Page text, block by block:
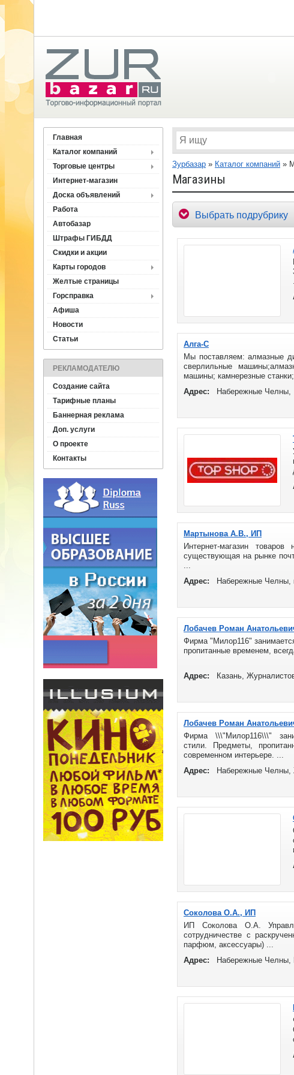
Главная
Каталог компаний
Торговые центры
Интернет-магазин
Доска объявлений
Работа
Автобазар
Штрафы ГИБДД
Скидки и акции
Карты городов
Желтые страницы
Горсправка
Афиша
Новости
Статьи
РЕКЛАМОДАТЕЛЮ
Создание сайта
Тарифные планы
Баннерная реклама
Доп. услуги
О проекте
Контакты
Зурбазар » Каталог компаний »
Магазины
Выбрать подрубрику
Алга-С
Мы поставляем: алмазные
сверлильные
машины; камнерезные
Адрес:
Набережные Челны,
Мартынова А.В., ИП
Интернет-магазин товаров
существующая на рынке
...
Адрес:
Набережные Челны,
Лобачев Роман
Фирма "Милор116"
пропитанные временем,
Адрес: Казань,
Лобачев Роман
Фирма \\\"Милор116\\\"
стили. Предметы,
современном интерьере. ...
Адрес:
Набережные Челны,
Соколова О.А., ИП
ИП Соколова О.А.
сотрудничестве с
парфюм, аксессуары) ...
Адрес:
Набережные Челны,